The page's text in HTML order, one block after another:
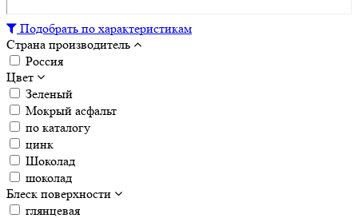
Подобрать по характеристикам
Страна производитель
Россия
Цвет
Зеленый
Мокрый асфальт
по каталогу
цинк
Шоколад
шоколад
Блеск поверхности
глянцевая